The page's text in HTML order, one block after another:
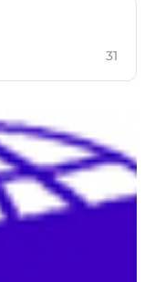
31